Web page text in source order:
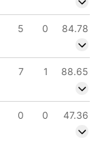
5 0
84.78
7 1
88.65
0 0
47.36